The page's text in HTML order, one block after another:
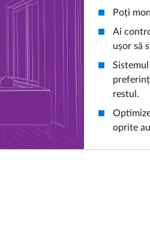
Poți
Ai
ușor să
restul.
oprite